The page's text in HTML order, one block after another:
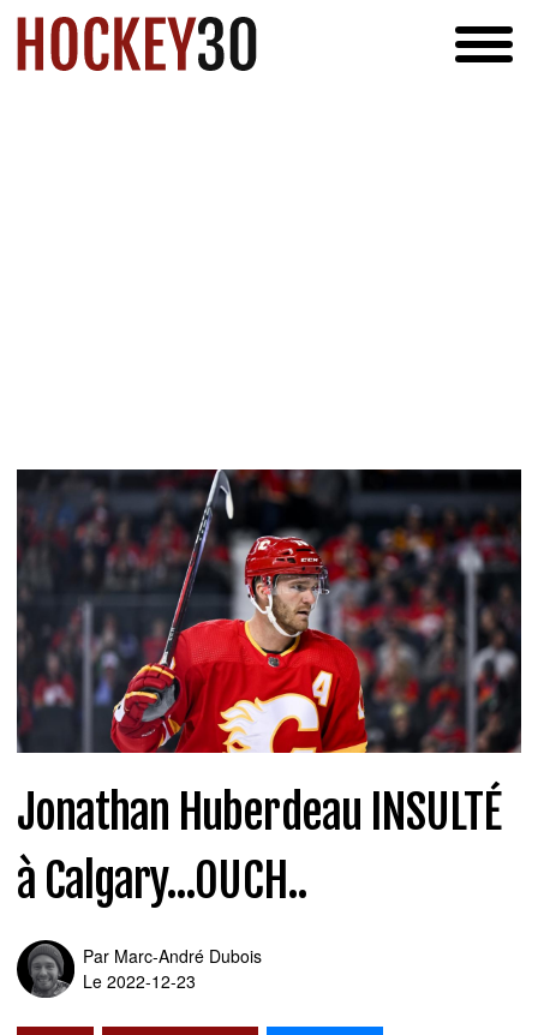
Jonathan Huberdeau INSULTÉ
à Calgary...OUCH..
Par Marc-André Dubois
Le 2022-12-23